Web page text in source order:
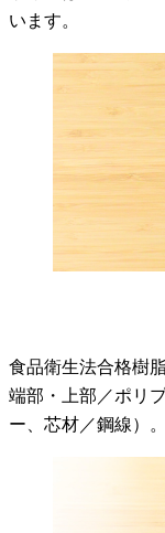
います。
食品衛生法合格樹
端部・上部／ポリ
ー、芯材／鋼線）